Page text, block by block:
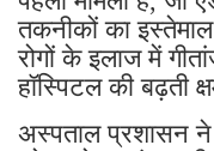
तकनीकों का
रोगों के इलाज में
हॉस्पिटल की बढ़ती
अस्पताल प्रशासन ने